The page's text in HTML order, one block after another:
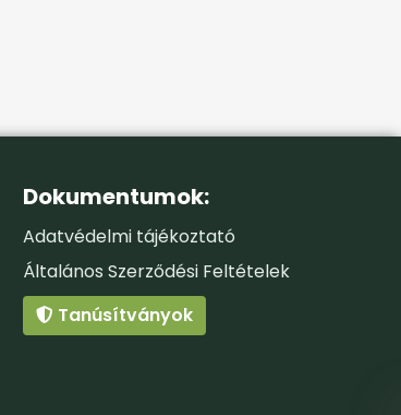
Dokumentumok:
Adatvédelmi tájékoztató
Általános Szerződési Feltételek
Tanúsítványok